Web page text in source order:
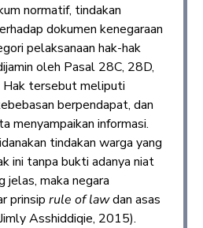
normatif, tindakan
dokumen kenegaraan
pelaksanaan hak-hak
oleh Pasal 28C, 28D,
tersebut meliputi
berpendapat, dan
menyampaikan informasi.
tindakan warga yang
ini tanpa bukti adanya niat
jelas, maka negara
prinsip rule of lawdan asas
Asshiddiqie, 2015).